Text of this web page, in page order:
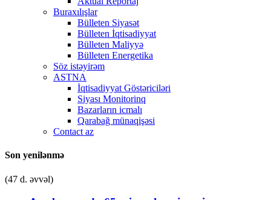
Buraxılışlar
Bülleten Siyasət
Bülleten İqtisadiyyat
Bülleten Maliyyə
Bülleten Energetika
Söz istəyirəm
ASTNA
İqtisadiyyat Göstəriciləri
Siyası Monitorinq
Bazarların icmalı
Qarabağ münaqişəsi
Contact az
Son yenilənmə
(47 d. əvvəl)